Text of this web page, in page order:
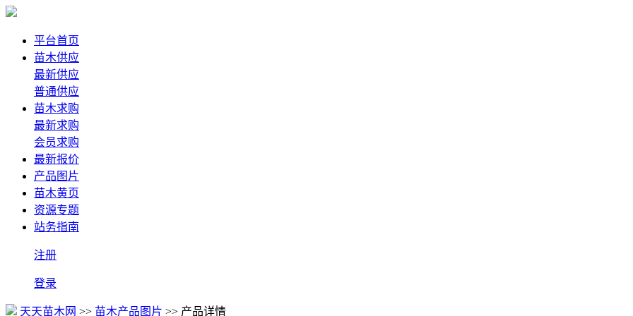
平台首页
苗木供应
最新供应
普通供应
苗木求购
最新求购
会员求购
最新报价
产品图片
苗木黄页
资源专题
站务指南
注册
登录
天天苗木网 >> 苗木产品图片 >> 产品详情